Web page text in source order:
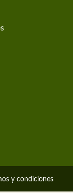
y condiciones